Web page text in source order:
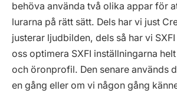
behöva använda två olika appar för
lurarna på rätt sätt. Dels har vi just
justerar ljudbilden, dels så har vi
oss optimera SXFI inställningarna
och öronprofil. Den senare används
en gång eller om vi någon gång